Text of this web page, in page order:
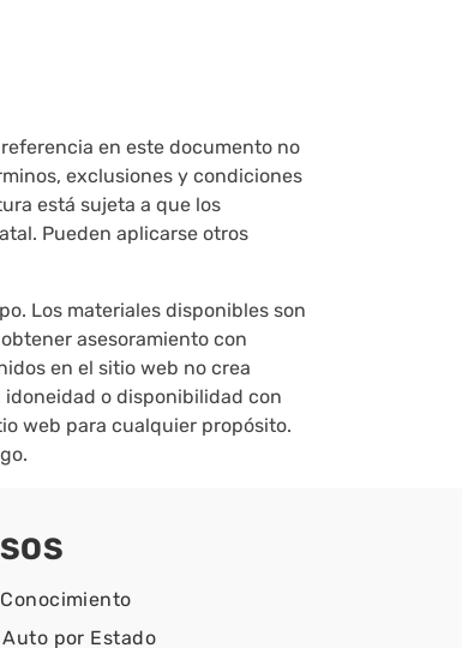
en este documento no
exclusiones y condiciones
está sujeta a que los
Pueden aplicarse otros
Los materiales disponibles son
asesoramiento con
en el sitio web no crea
o disponibilidad con
web para cualquier propósito.
por Estado